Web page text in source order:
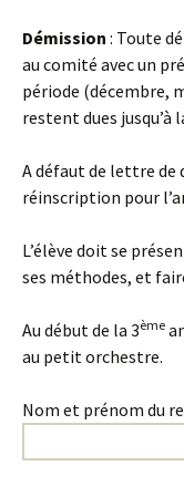
Démission : Toute
au comité avec un
période (décembre,
restent dues jusqu’à
A défaut de lettre de
réinscription pour
L’élève doit se
ses méthodes, et
Au début de la 3ème
au petit orchestre.
Nom et prénom du